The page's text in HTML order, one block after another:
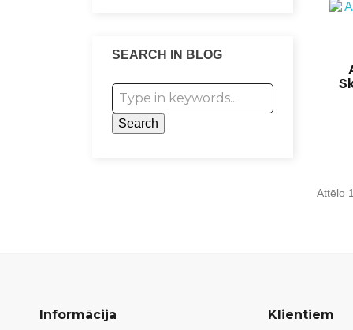
SEARCH IN BLOG
Attēlo
Informācija Klientiem